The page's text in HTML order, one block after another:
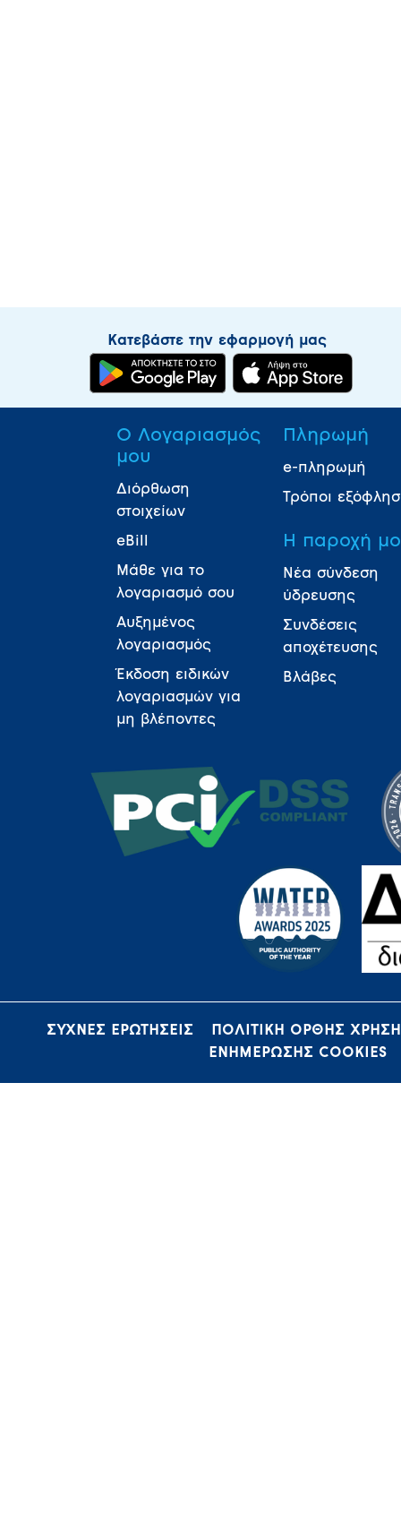
Κατεβάστε την εφαρμογή μας
Ο Λογαριασμός
μου
Διόρθωση
στοιχείων
eBill
Μάθε για το
λογαριασμό σου
Αυξημένος
λογαριασμός
Έκδοση ειδικών
λογαριασμών για
μη βλέποντες
Πληρωμή
e-πληρωμή
Τρόποι
Η παροχή
Νέα σύνδεση
ύδρευσης
Συνδέσεις
αποχέτευσης
Βλάβες
ΣΥΧΝΕΣ ΕΡΩΤΗΣΕΙΣ
ΠΟΛΙΤΙΚΗ ΟΡΘΗΣ
ΕΝΗΜΕΡΩΣΗΣ COOKIES